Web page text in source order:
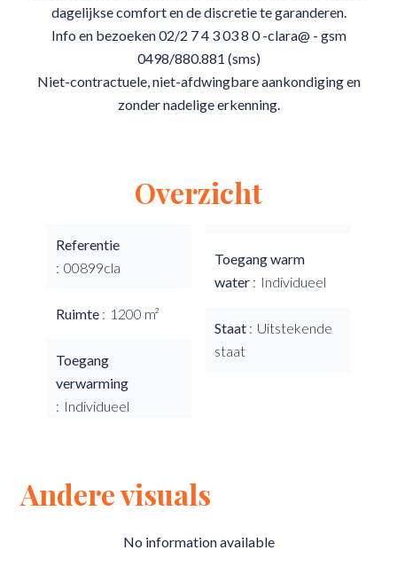
dagelijkse comfort en de discretie te garanderen.
Info en bezoeken 02/2 7 4 3 03 8 0 -clara@ - gsm
0498/880.881 (sms)
Niet-contractuele, niet-afdwingbare aankondiging en
zonder nadelige erkenning.
Overzicht
Referentie
00899cla
Ruimte 1200 m²
Toegang
verwarming
Individueel
Toegang warm
water
Individueel
Staat
Uitstekende
staat
Andere visuals
No information available